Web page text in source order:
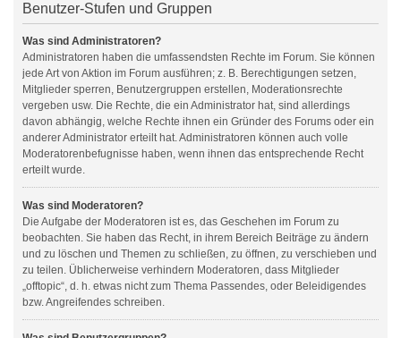
Benutzer-Stufen und Gruppen
Was sind Administratoren?
Administratoren haben die umfassendsten Rechte im Forum. Sie können
jede Art von Aktion im Forum ausführen; z. B. Berechtigungen setzen,
Mitglieder sperren, Benutzergruppen erstellen, Moderationsrechte
vergeben usw. Die Rechte, die ein Administrator hat, sind allerdings
davon abhängig, welche Rechte ihnen ein Gründer des Forums oder ein
anderer Administrator erteilt hat. Administratoren können auch volle
Moderatorenbefugnisse haben, wenn ihnen das entsprechende Recht
erteilt wurde.
Was sind Moderatoren?
Die Aufgabe der Moderatoren ist es, das Geschehen im Forum zu
beobachten. Sie haben das Recht, in ihrem Bereich Beiträge zu ändern
und zu löschen und Themen zu schließen, zu öffnen, zu verschieben und
zu teilen. Üblicherweise verhindern Moderatoren, dass Mitglieder
„offtopic“, d. h. etwas nicht zum Thema Passendes, oder Beleidigendes
bzw. Angreifendes schreiben.